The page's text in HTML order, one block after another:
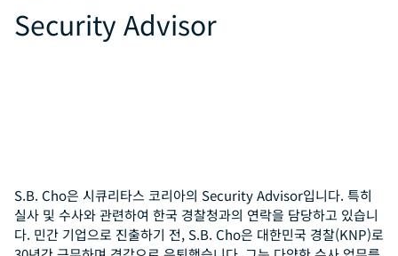
Security Advisor
S.B. Cho은 시큐리타스 코리아의 Security Advisor입니다. 특히
실사 및 수사와 관련하여 한국 경찰청과의 연락을 담당하고 있습니
다. 민간 기업으로 진출하기 전, S.B. Cho은 대한민국 경찰(KNP)로